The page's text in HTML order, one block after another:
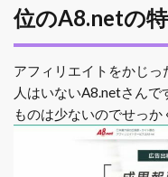
位のA8.netの
アフィリエイトをかじ
人はいないA8.netさん
ものは少ないのでせっか